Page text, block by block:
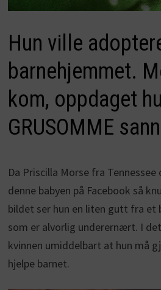
Hun ville
barnehjemmet.
kom, oppdaget
GRUSOMME
Da Priscilla Morse fra
denne babyen på Facebook så
bildet ser hun en liten gutt fra et
som er alvorlig underernært. I
kvinnen umiddelbart at hun må
hjelpe barnet.